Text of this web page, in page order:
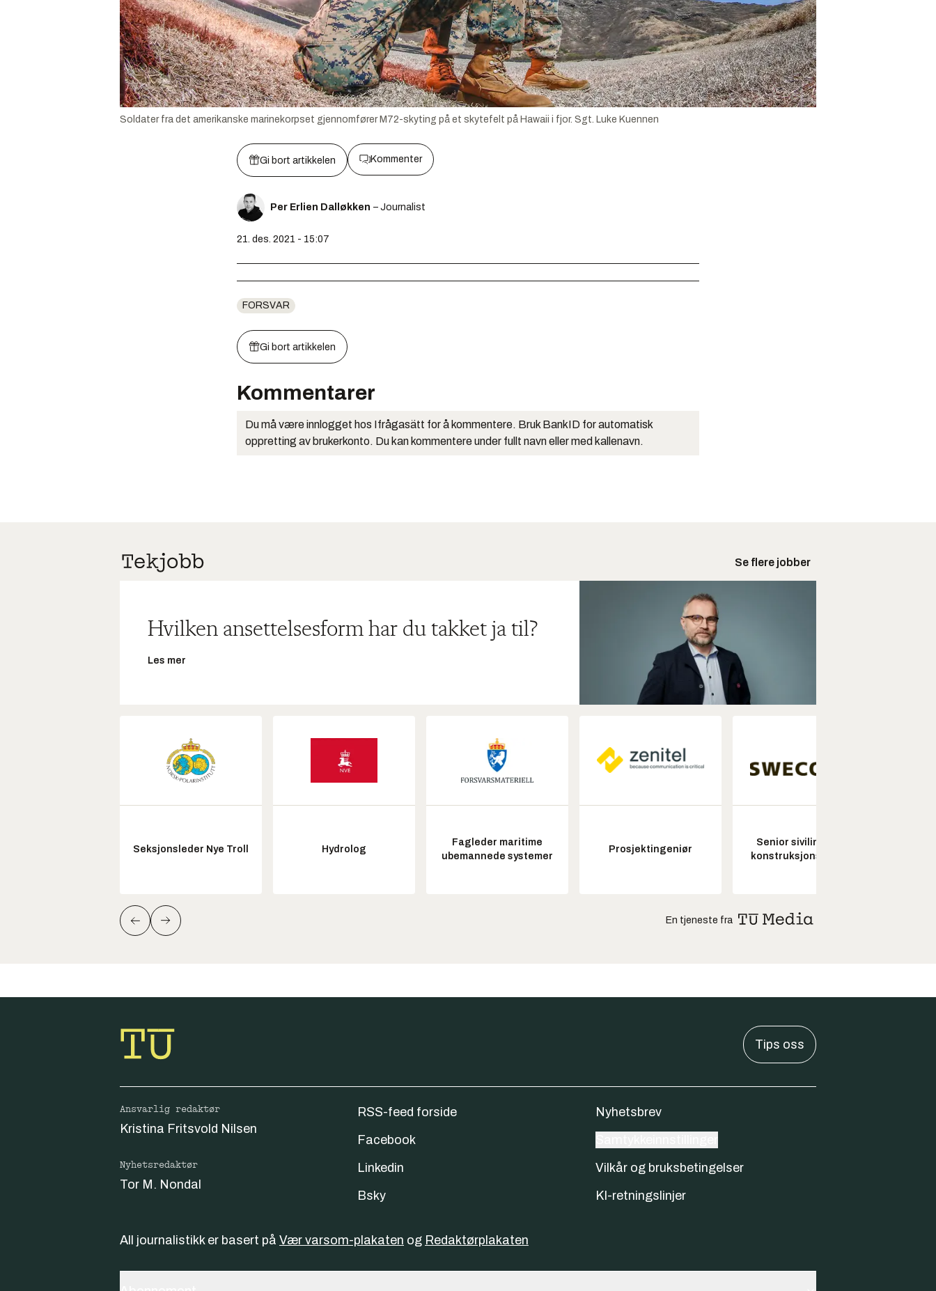
Soldater fra det amerikanske marinekorpset gjennomfører M72-skyting på et skytefelt på Hawaii i fjor. Sgt. Luke Kuennen
Gi bort artikkelen Kommenter
Per Erlien Dalløkken – Journalist
21. des. 2021 - 15:07
FORSVAR
Gi bort artikkelen
Kommentarer
Du må være innlogget hos Ifrågasätt for å kommentere. Bruk BankID for automatisk
oppretting av brukerkonto. Du kan kommentere under fullt navn eller med kallenavn.
Se flere jobber
Hvilken ansettelsesform har du takket ja til?
Les mer
Seksjonsleder Nye Troll Hydrolog
Fagleder maritime
ubemannede systemer
Prosjektingeniør
Senior sivilingeniør
konstruksjonsteknikk
En tjeneste fra
Tips oss
Ansvarlig redaktør
Kristina Fritsvold Nilsen
Nyhetsredaktør
Tor M. Nondal
RSS-feed forside
Facebook
Linkedin
Bsky
Nyhetsbrev
Vilkår og bruksbetingelser
KI-retningslinjer
All journalistikk er basert på Vær varsom-plakaten og Redaktørplakaten